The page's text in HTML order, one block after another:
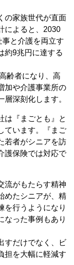
の家族世代が直面
によると、2030
と介護を両立す
約9兆円に達する
齢者になり、高
加や介護事業所の
深刻化します。
は『まごとも』と
ています。『まご
若者がシニアを訪
護保険では対応で
流がもたらす精神
めたシニアが、精
を行うようになり
なった事例もあり
すだけでなく、ビ
担を大幅に軽減す